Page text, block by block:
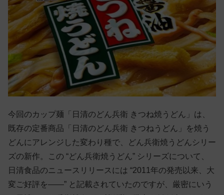
今回のカップ麺「日清のどん兵衛 きつね焼うどん」は、
既存の定番商品「日清のどん兵衛 きつねうどん」を焼う
どんにアレンジした変わり種で、どん兵衛焼うどんシリー
ズの新作。この “どん兵衛焼うどん” シリーズについて、
日清食品のニュースリリースには “2011年の発売以来、大
変ご好評を——” と記載されていたのですが、厳密にいう